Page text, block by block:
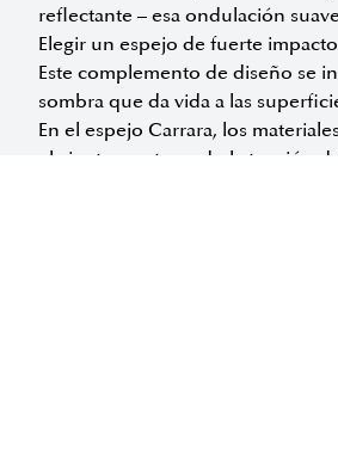
reflectante – esa ondulación
Elegir un espejo de fuerte
Este complemento de diseño se
sombra que da vida a las
En el espejo Carrara, los
el viento, capturando la tensión